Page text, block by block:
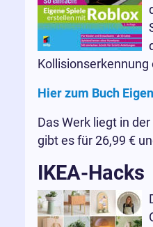
Hier zum Buch
Das Werk liegt in
gibt es für 26,99 €
IKEA-Hacks